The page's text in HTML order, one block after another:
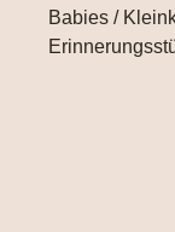
Babies /